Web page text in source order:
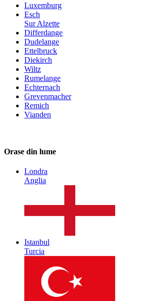
Luxemburg
Esch
Sur Alzette
Differdange
Dudelange
Ettelbruck
Diekirch
Wiltz
Rumelange
Echternach
Grevenmacher
Remich
Vianden
Orase din lume
Londra
Anglia
Istanbul
Turcia